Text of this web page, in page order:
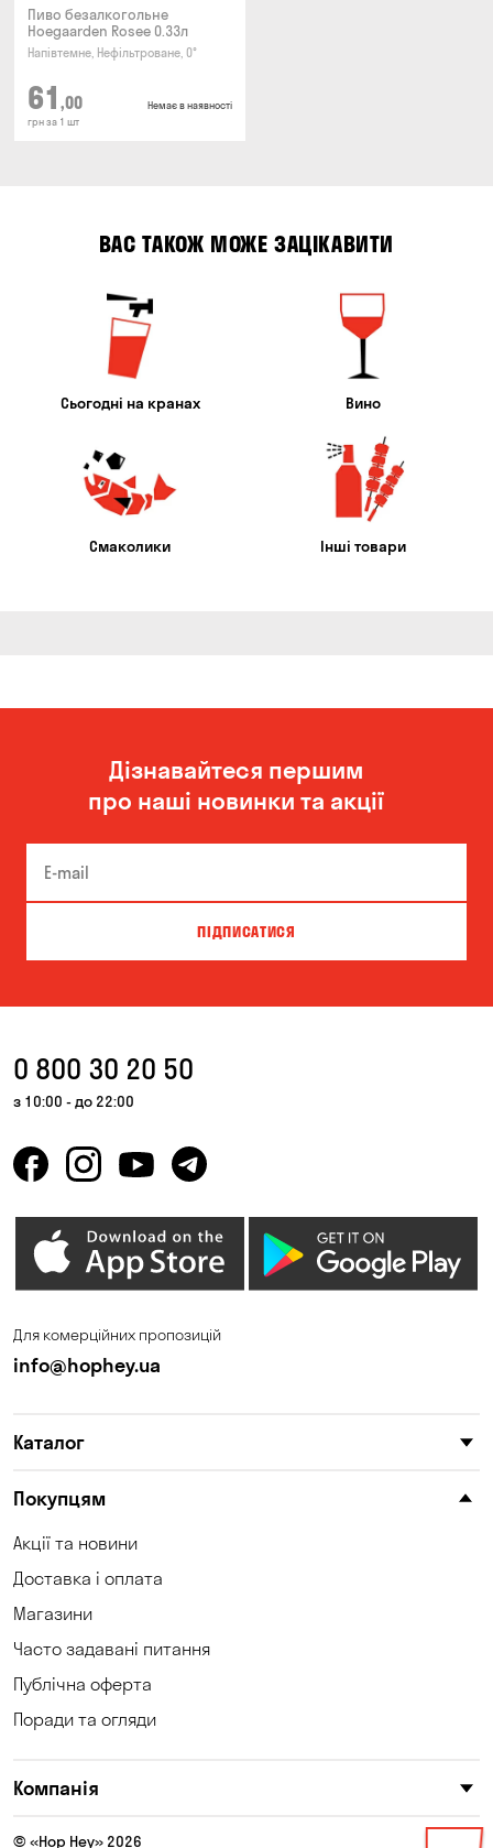
Пиво безалкогольне
Hoegaarden Rosee 0.33л
Напівтемне, Нефільтроване, 0°
61 ,00
грн за 1 шт
Немає в наявності
ВАС ТАКОЖ МОЖЕ ЗАЦІКАВИТИ
Сьогодні на кранах Вино
Смаколики Інші товари
Дізнавайтеся першим
про наші новинки та акції
ПІДПИСАТИСЯ
0 800 30 20 50
з 10:00 - до 22:00
Для комерційних пропозицій
info@hophey.ua
Каталог
Покупцям
Акції та новини
Доставка і оплата
Магазини
Часто задавані питання
Публічна оферта
Поради та огляди
Компанія
© «Hop Hey» 2026